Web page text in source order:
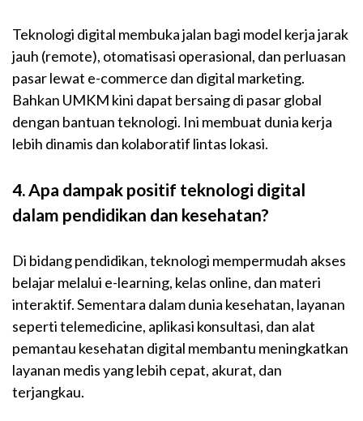
Teknologi digital membuka jalan bagi model kerja jarak
jauh (remote), otomatisasi operasional, dan perluasan
pasar lewat e-commerce dan digital marketing.
Bahkan UMKM kini dapat bersaing di pasar global
dengan bantuan teknologi. Ini membuat dunia kerja
lebih dinamis dan kolaboratif lintas lokasi.
4. Apa dampak positif teknologi digital
dalam pendidikan dan kesehatan?
Di bidang pendidikan, teknologi mempermudah akses
belajar melalui e-learning, kelas online, dan materi
interaktif. Sementara dalam dunia kesehatan, layanan
seperti telemedicine, aplikasi konsultasi, dan alat
pemantau kesehatan digital membantu meningkatkan
layanan medis yang lebih cepat, akurat, dan
terjangkau.